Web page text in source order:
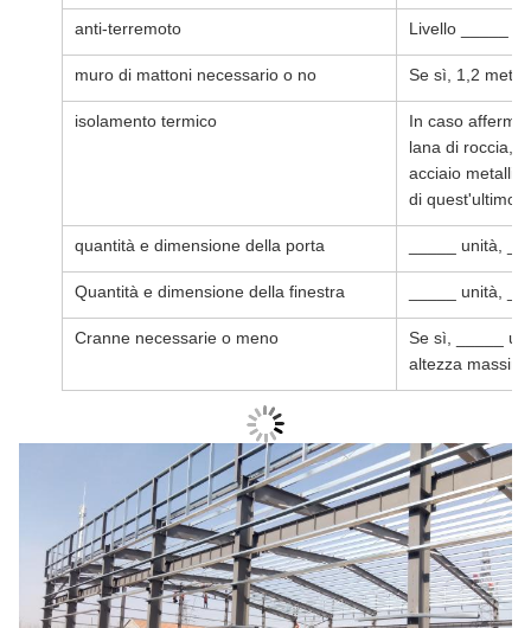
anti-terremoto Livello _____
muro di mattoni necessario o no Se sì, 1,2 metri
isolamento termico
In caso
lana di roccia,
acciaio
di quest'ultimo
quantità e dimensione della porta _____ unità,
Quantità e dimensione della finestra _____ unità,
Cranne necessarie o meno
Se sì, _____
altezza